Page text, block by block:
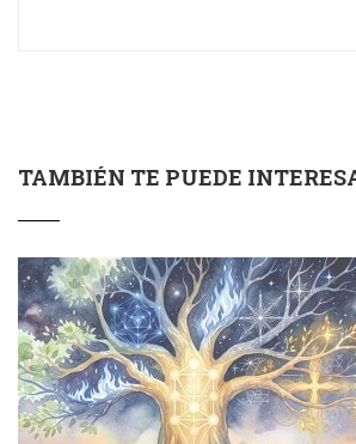
TAMBIÉN TE PUEDE